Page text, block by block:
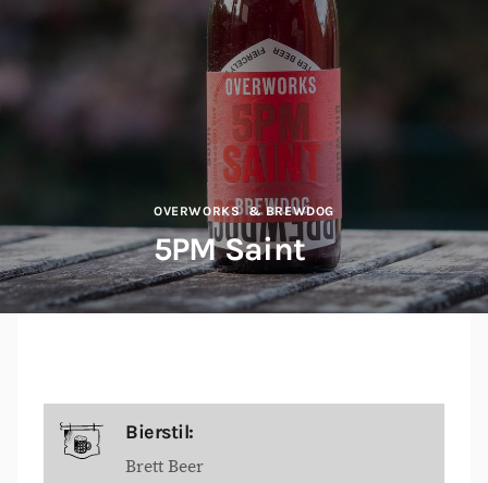
OVERWORKS & BREWDOG
5PM Saint
Bierstil:
Brett Beer